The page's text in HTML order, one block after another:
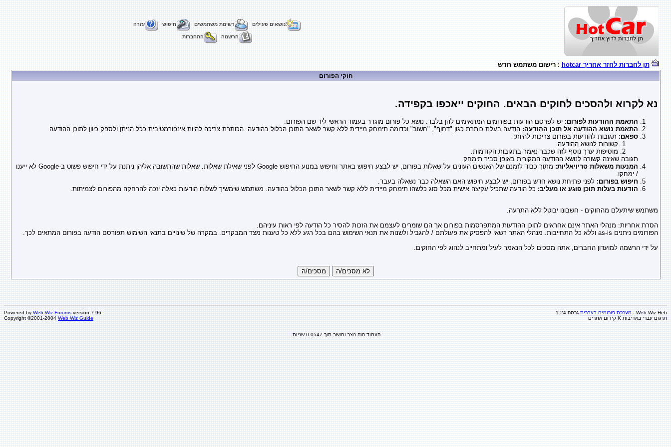
נושאים פעילים רשימת משתמשים חיפוש עזרה
הרשמה התחברות
תן לחברות לחזר אחריך hotcar : רישום משתמש חדש
חוקי הפורום
נא לקרוא ולהסכים לחוקים הבאים. החוקים ייאכפו בקפידה.
התאמת ההודעות לפורום: יש לפרסם הודעות בפורומים המתאימים להן בלבד. נושא כל פורום מוגדר בעמוד הראשי ליד שם הפורום.
התאמת נושא ההודעה אל תוכן ההודעה: הודעה בעלת כותרת כגון "דחוף", "חשוב" וכדומה תימחק מיידית ללא קשר לשאר התוכן הכלול בהודעה. הכותרת צריכה להיות אינפורמטיבית ככל הניתן ולספק כיוון לתוכן ההודעה.
ספאם: תגובות להודעות בפורום צריכות להיות:
קשורות לנושא ההודעה.
מוסיפות ערך נוסף לזה שכבר נאמר בתגובות הקודמות.
תגובה שאינה קשורה לנושא ההודעה המקורית באופן סביר תימחק.
המנעות משאלות טריויאליות:
מתוך כבוד לזמנם של האנשים העונים על שאלות בפורום, יש לבצע חיפוש באתר וחיפוש במנוע החיפוש Google לפני שאילת שאלות. שאלות שהתשובה אליהן ניתנת על ידי חיפוש פשוט ב-Google לא ייענו
/ ימחקו.
חיפוש בפורום: לפני פתיחת נושא חדש בפורום, יש לבצע חיפוש האם השאלה כבר נשאלה בעבר.
הודעות בעלות תוכן פוגע או מעליב: כל הודעה שתכיל עקיצה אישית מכל סוג כלשהו תימחק מיידית ללא קשר לשאר התוכן הכלול בהודעה. משתמש שימשיך לשלוח הודעות כאלה יזכה להרחקה מהפורום לצמיתות.
משתמש שיתעלם מהחוקים - חשבונו יבוטל ללא התרעה.
הסרת אחריות: מנהלי האתר אינם אחראים לתוכן ההודעות המתפרסמות בפורום אך הם שומרים לעצמם את הזכות להסיר כל הודעה לפי ראות עיניהם.
הפורומים ניתנים as-is וללא כל התחייבות. מנהלי האתר רשאי להפסיק את פעולתם / להגביל ולשנות את תנאי השימוש בהם בכל רגע ללא כל טענות מצד המבקרים. במקרה של שינויים בתנאי השימוש תפורסם הודעה בפורום המתאים לכך.
על ידי הרשמה למועדון החברים, אתה מסכים לכל הנאמר לעיל ומתחייב לנהוג לפי החוקים.
Web Wiz Heb - מערכת פורומים בעברית גרסה 1.24
תרגום עברי באדיבות K
קידום אתרים
Powered by Web Wiz Forums version 7.96
Copyright ©2001-2004 Web Wiz Guide
העמוד הזה נוצר וחושב תוך 0.0547 שניות.